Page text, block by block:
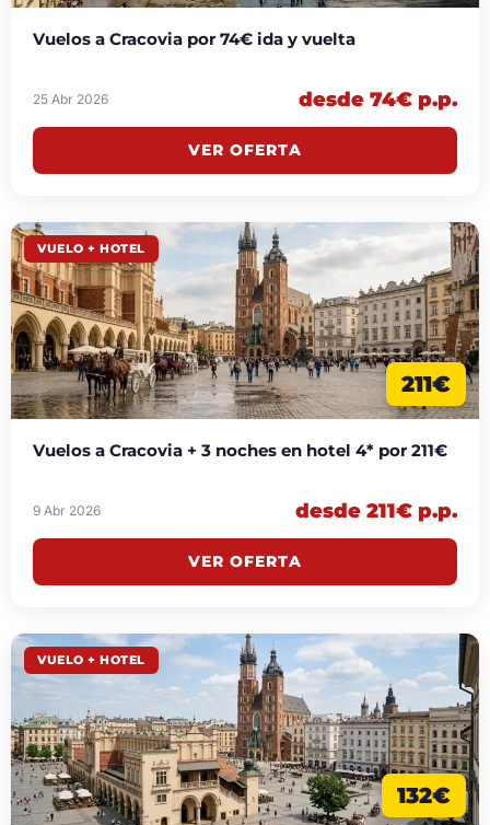
Vuelos a Cracovia por 74€ ida y vuelta
25 Abr 2026 desde 74€ p.p.
VER OFERTA
VUELO + HOTEL
211€
Vuelos a Cracovia + 3 noches en hotel 4* por 211€
9 Abr 2026 desde 211€ p.p.
VER OFERTA
VUELO + HOTEL
132€